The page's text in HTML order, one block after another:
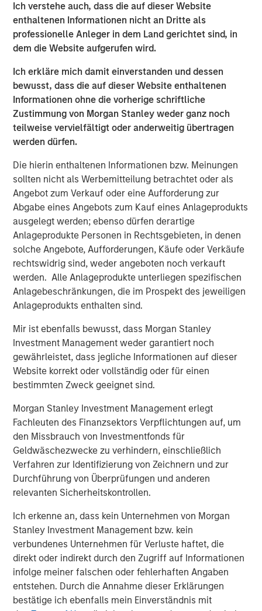
Ich verstehe auch, dass die auf dieser Website
enthaltenen Informationen nicht an Dritte als
professionelle Anleger in dem Land gerichtet sind, in
dem die Website aufgerufen wird.
Ich erkläre mich damit einverstanden und dessen
bewusst, dass die auf dieser Website enthaltenen
Informationen ohne die vorherige schriftliche
Zustimmung von Morgan Stanley weder ganz noch
teilweise vervielfältigt oder anderweitig übertragen
werden dürfen.
Die hierin enthaltenen Informationen bzw. Meinungen
sollten nicht als Werbemitteilung betrachtet oder als
Angebot zum Verkauf oder eine Aufforderung zur
Abgabe eines Angebots zum Kauf eines Anlageprodukts
ausgelegt werden; ebenso dürfen derartige
Anlageprodukte Personen in Rechtsgebieten, in denen
solche Angebote, Aufforderungen, Käufe oder Verkäufe
rechtswidrig sind, weder angeboten noch verkauft
werden. Alle Anlageprodukte unterliegen spezifischen
Anlagebeschränkungen, die im Prospekt des jeweiligen
Anlageprodukts enthalten sind.
Mir ist ebenfalls bewusst, dass Morgan Stanley
Investment Management weder garantiert noch
gewährleistet, dass jegliche Informationen auf dieser
Website korrekt oder vollständig oder für einen
bestimmten Zweck geeignet sind.
Morgan Stanley Investment Management erlegt
Fachleuten des Finanzsektors Verpflichtungen auf, um
den Missbrauch von Investmentfonds für
Geldwäschezwecke zu verhindern, einschließlich
Verfahren zur Identifizierung von Zeichnern und zur
Durchführung von Überprüfungen und anderen
relevanten Sicherheitskontrollen.
Ich erkenne an, dass kein Unternehmen von Morgan
Stanley Investment Management bzw. kein
verbundenes Unternehmen für Verluste haftet, die
direkt oder indirekt durch den Zugriff auf Informationen
infolge meiner falschen oder fehlerhaften Angaben
entstehen. Durch die Annahme dieser Erklärungen
bestätige ich ebenfalls mein Einverständnis mit
several clinical studies in leading cardiac journals and
has multiple process/product patents. The company
keeps a highly customer-centric approach while
distributing its innovative products & technologies
through a well-entrenched direct sales network.
As part of the current transaction, a fund managed by
Morgan Stanley Private Equity Asia has invested INR
160cr in primary capital into the Company for a minority
stake. SMT’s existing institutional investor, Samara Capital
also participated in the round. KPMG India Private Limited
served as an exclusive financial advisor to SMT for the
transaction.
The proceeds from the transaction will be used to finance
SMT’s strong organic growth, achieve synergistic
acquisitions and build an aggressive R&D program for a
further expansion of its portfolio of innovative lifesaving
medical devices.
Speaking on the transaction, Bhargav Kotadia, Managing
Director of SMT, remarked, “We are proud to partner with
a pedigree investor like Morgan Stanley Private Equity
cardiovascular devices. The proceeds from this
investment round will bolster further expansion in
overseas markets and assist in building our pipeline of
next generation cardiovascular products. As proud early
champions of ‘Make in India’, we look forward to making
India a global powerhouse for critical medical devices in
the near future.”
Arjun Saigal, Co-head of Morgan Stanley Private Equity
Asia in India, said, “Lifesciences & Healthcare is one of
our core focus sectors in India. The increasing burden of
lifestyle diseases combined with the push towards local
manufacturing backed by the best in class R&D has led to
a significant rise in the use of domestic medical implants.
SMT’s high-end technology and focus on R&D will make it
a key beneficiary of the rapid expansion in treatment
volumes and medical infrastructure. We are excited to be
partnering with SMT in its journey forward.”
“SMT is a professionally run, technology-driven company
with products far superior to its peers and is all set to